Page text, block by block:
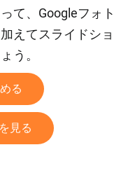
て、Googleフォト
えてスライドショ
う。
る
見る